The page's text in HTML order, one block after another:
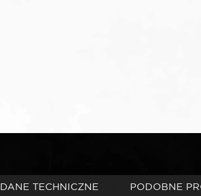
DANE TECHNICZNE PODOBNE